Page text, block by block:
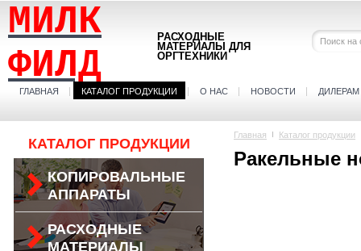
МИЛК
ФИЛД
РАСХОДНЫЕ
МАТЕРИАЛЫ ДЛЯ
ОРГТЕХНИКИ
ГЛАВНАЯ КАТАЛОГ ПРОДУКЦИИ О НАС НОВОСТИ ДИЛЕРАМ
КАТАЛОГ ПРОДУКЦИИ
КОПИРОВАЛЬНЫЕ
АППАРАТЫ
РАСХОДНЫЕ
МАТЕРИАЛЫ
Главная Каталог продукции
Ракельные